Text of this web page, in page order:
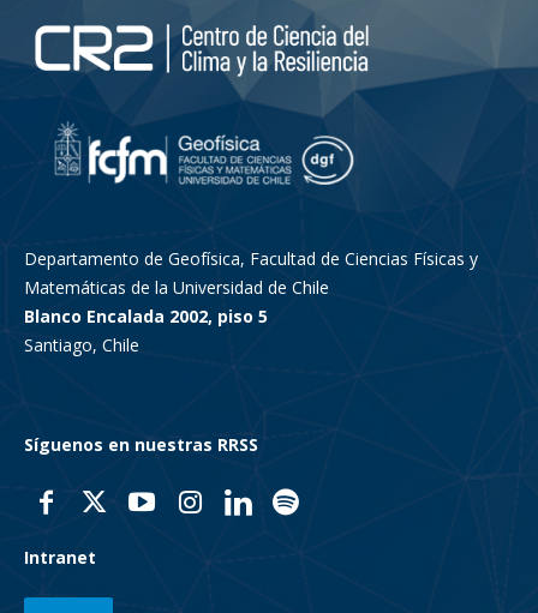
Departamento de Geofísica, Facultad de Ciencias Físicas y
Matemáticas de la Universidad de Chile
Blanco Encalada 2002, piso 5
Santiago, Chile
Síguenos en nuestras RRSS
Intranet